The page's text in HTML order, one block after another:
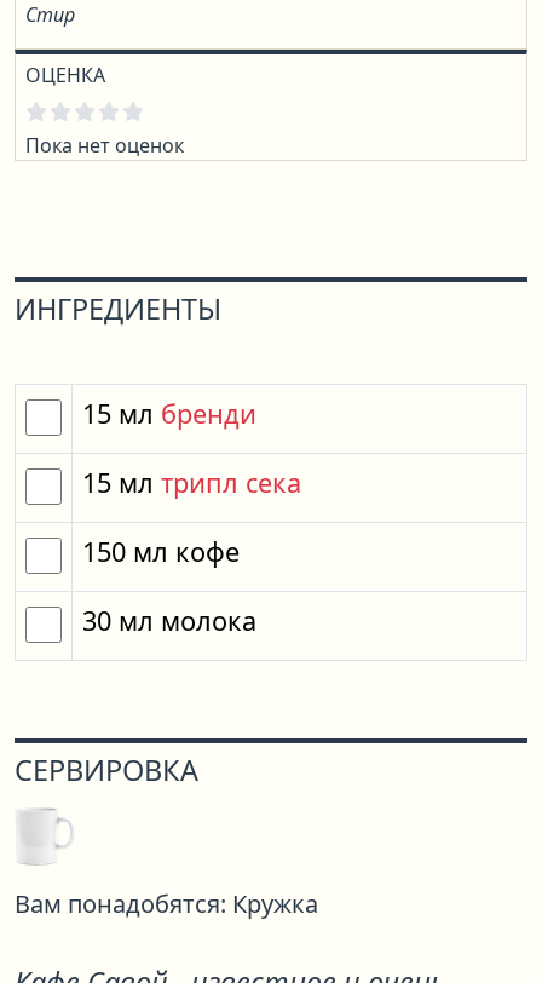
Стир
ОЦЕНКА
Пока нет оценок
ИНГРЕДИЕНТЫ
15 мл бренди
15 мл трипл сека
150 мл кофе
30 мл молока
СЕРВИРОВКА
Вам понадобятся: Кружка